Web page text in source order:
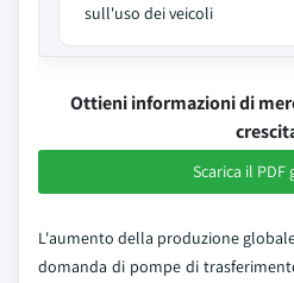
sull'uso dei veicoli
Ottieni informazioni di
Scarica il
L'aumento della produzione
domanda di pompe di